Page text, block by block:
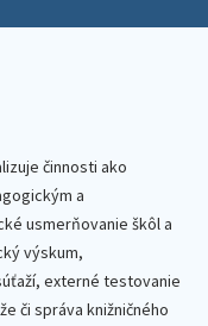
činnosti ako
a
usmerňovanie škôl a
výskum,
externé testovanie
či správa knižničného